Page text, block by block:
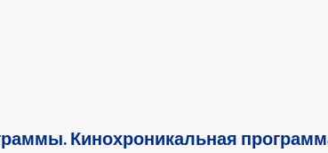
Кинохроникальная